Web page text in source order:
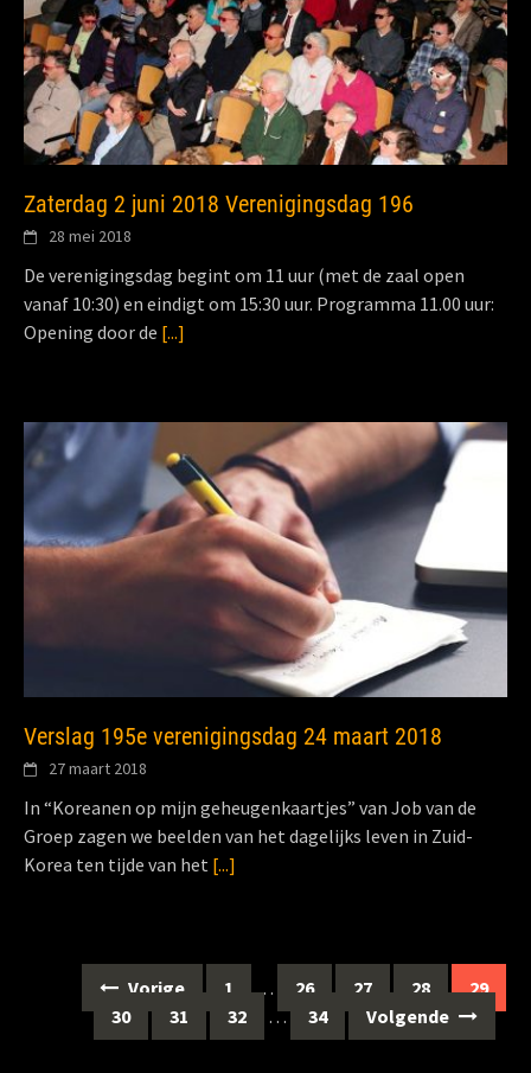
Zaterdag 2 juni 2018 Verenigingsdag 196
28 mei 2018
De verenigingsdag begint om 11 uur (met de zaal open
vanaf 10:30) en eindigt om 15:30 uur. Programma 11.00 uur:
Opening door de [...]
Verslag 195e verenigingsdag 24 maart 2018
27 maart 2018
In “Koreanen op mijn geheugenkaartjes” van Job van de
Groep zagen we beelden van het dagelijks leven in Zuid-
Korea ten tijde van het [...]
Berichten
navigatie
Vorige 1 … 26 27 28
29
30
31 32 … 34 Volgende